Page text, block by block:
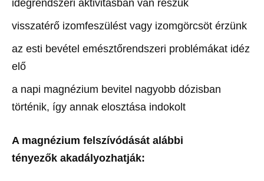
idegrendszeri aktivitásban van részük
visszatérő izomfeszülést vagy izomgörcsöt érzünk
az esti bevétel emésztőrendszeri problémákat idéz
elő
a napi magnézium bevitel nagyobb dózisban
történik, így annak elosztása indokolt
A magnézium felszívódását alábbi
tényezők akadályozhatják: